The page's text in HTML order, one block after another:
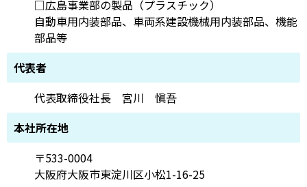
□広島事業部の製品（プラスチック）
自動車用内装部品、車両系建設機械用内装部品、機能
部品等
代表者
代表取締役社長 宮川 愼吾
本社所在地
〒533-0004
大阪府大阪市東淀川区小松1-16-25